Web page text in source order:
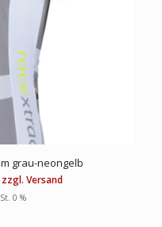
grau-neongelb
Versand
0 %